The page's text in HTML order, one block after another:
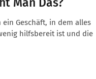
Geschäft, in dem alles
hilfsbereit ist und die